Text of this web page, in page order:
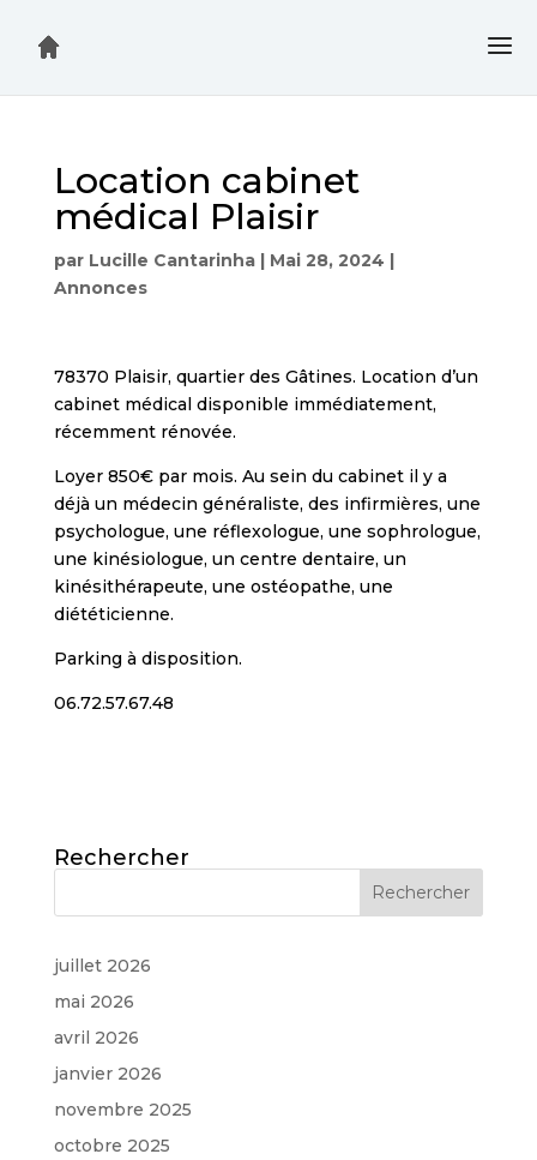
Location cabinet
médical Plaisir
par Lucille Cantarinha| Mai 28, 2024 |
Annonces
78370 Plaisir, quartier des Gâtines. Location d’un
cabinet médical disponible immédiatement,
récemment rénovée.
Loyer 850€ par mois. Au sein du cabinet il y a
déjà un médecin généraliste, des infirmières, une
psychologue, une réflexologue, une sophrologue,
une kinésiologue, un centre dentaire, un
kinésithérapeute, une ostéopathe, une
diététicienne.
Parking à disposition.
06.72.57.67.48
Rechercher
juillet 2026
mai 2026
avril 2026
janvier 2026
novembre 2025
octobre 2025